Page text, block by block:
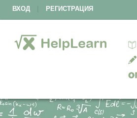
ВХОД РЕГИСТРАЦИЯ